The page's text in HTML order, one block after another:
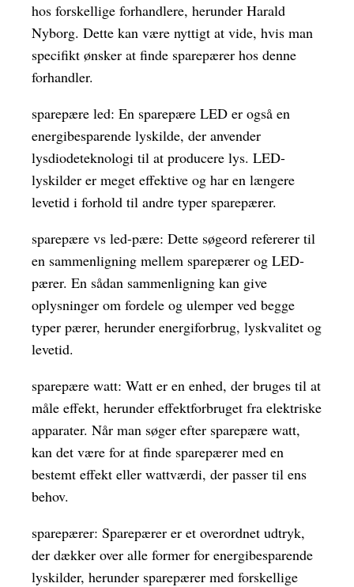
hos forskellige forhandlere, herunder Harald
Nyborg. Dette kan være nyttigt at vide, hvis man
specifikt ønsker at finde sparepærer hos denne
forhandler.
sparepære led: En sparepære LED er også en
energibesparende lyskilde, der anvender
lysdiodeteknologi til at producere lys. LED-
lyskilder er meget effektive og har en længere
levetid i forhold til andre typer sparepærer.
sparepære vs led-pære: Dette søgeord refererer til
en sammenligning mellem sparepærer og LED-
pærer. En sådan sammenligning kan give
oplysninger om fordele og ulemper ved begge
typer pærer, herunder energiforbrug, lyskvalitet og
levetid.
sparepære watt: Watt er en enhed, der bruges til at
måle effekt, herunder effektforbruget fra elektriske
apparater. Når man søger efter sparepære watt,
kan det være for at finde sparepærer med en
bestemt effekt eller wattværdi, der passer til ens
behov.
sparepærer: Sparepærer er et overordnet udtryk,
der dækker over alle former for energibesparende
lyskilder, herunder sparepærer med forskellige